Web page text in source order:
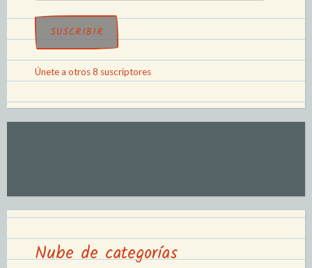
SUSCRIBIR
Únete a otros 8 suscriptores
Nube de categorías